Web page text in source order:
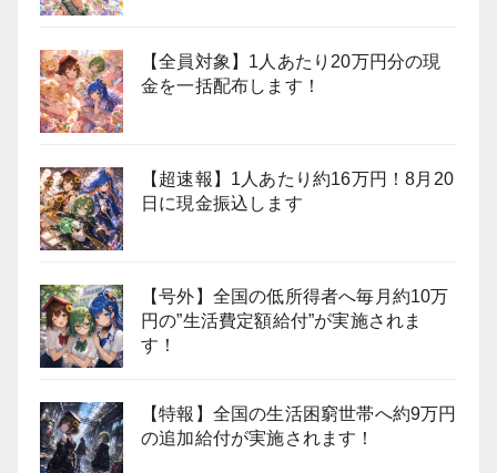
【全員対象】1人あたり20万円分の現
金を一括配布します！
【超速報】1人あたり約16万円！8月20
日に現金振込します
【号外】全国の低所得者へ毎月約10万
円の”生活費定額給付”が実施されま
す！
【特報】全国の生活困窮世帯へ約9万円
の追加給付が実施されます！